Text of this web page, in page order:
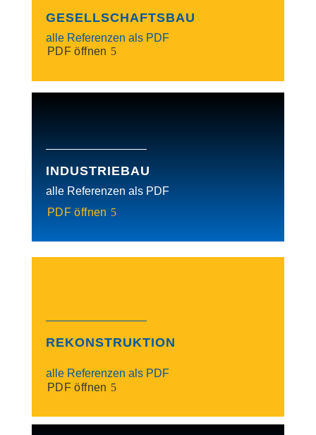
GESELLSCHAFTSBAU
alle Referenzen als PDF
PDF öffnen
INDUSTRIEBAU
alle Referenzen als PDF
PDF öffnen
REKONSTRUKTION
alle Referenzen als PDF
PDF öffnen